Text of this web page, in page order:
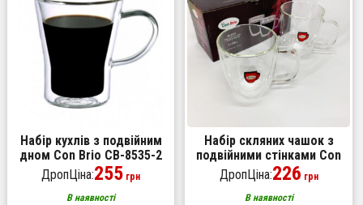
Набір кухлів з подвійним
дном Con Brio CB-8535-2
350 мл 2 шт, чайні чашки з
подвійним дном
ДропЦіна:255 грн
В наявності
Набір скляних чашок з
подвійними стінками Con
Brio CB-8423-2, 2шт, 230мл,
Прозорі чашки
ДропЦіна:226 грн
В наявності